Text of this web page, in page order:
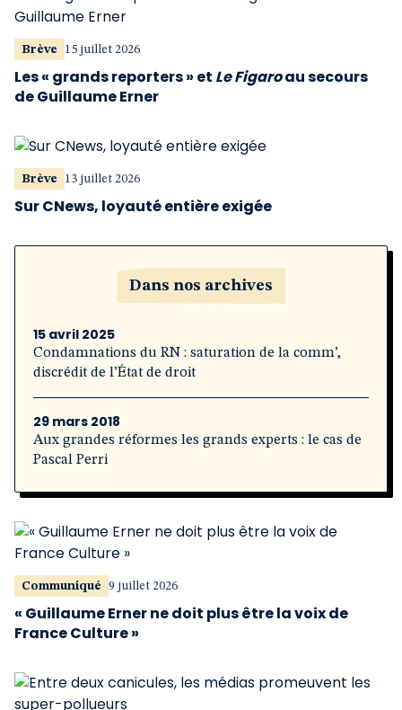
Brève 15 juillet 2026
Les « grands reporters » et Le Figaroau secours
de Guillaume Erner
Brève 13 juillet 2026
Sur CNews, loyauté entière exigée
Dans nos archives
15 avril 2025
Condamnations du RN : saturation de la comm’,
discrédit de l’État de droit
29 mars 2018
Aux grandes réformes les grands experts : le cas de
Pascal Perri
Communiqué 9 juillet 2026
« Guillaume Erner ne doit plus être la voix de
France Culture »